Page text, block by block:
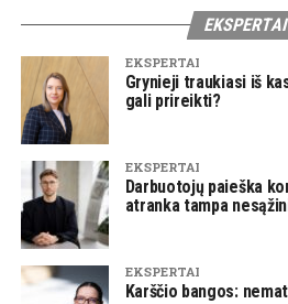
EKSPERTAI
EKSPERTAI
Grynieji traukiasi iš
gali prireikti?
EKSPERTAI
Darbuotojų paieška
atranka tampa
EKSPERTAI
Karščio bangos: